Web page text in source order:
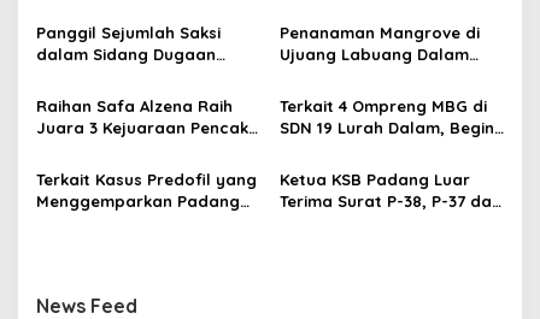
o
Panggil Sejumlah Saksi
dalam Sidang Dugaan
Terdakwa Haji DS
Penanaman Mangrove di
Ujuang Labuang Dalam
Sedunia
Raihan Safa Alzena Raih
Juara 3 Kejuaraan Pencak
Sumatera Barat
Terkait 4 Ompreng MBG di
SDN 19 Lurah Dalam, Begini
Terkait Kasus Predofil yang
Menggemparkan Padang
Ketua KSB Padang Luar
Terima Surat P-38, P-37 dari
News Feed